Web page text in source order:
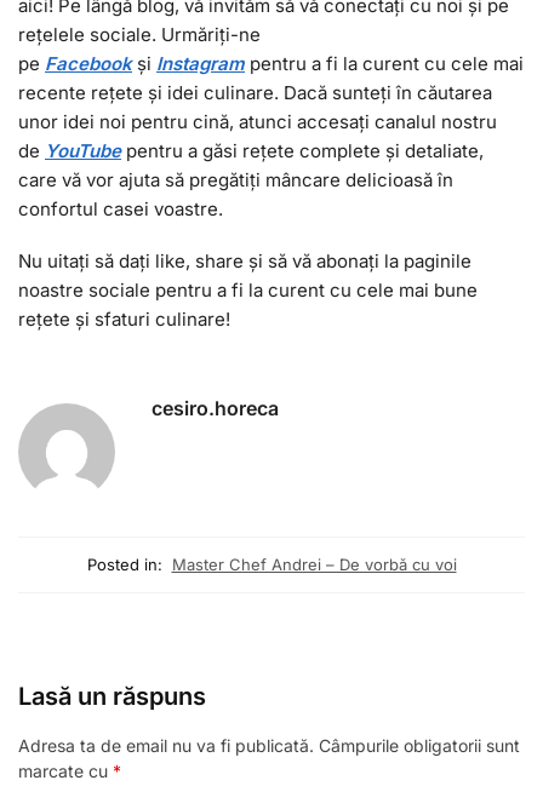
aici! Pe lângă blog, vă invităm să vă conectați cu noi și pe
rețelele sociale. Urmăriți-ne
pe Facebookși Instagram pentru a fi la curent cu cele mai
recente rețete și idei culinare. Dacă sunteți în căutarea
unor idei noi pentru cină, atunci accesați canalul nostru
de YouTubepentru a găsi rețete complete și detaliate,
care vă vor ajuta să pregătiți mâncare delicioasă în
confortul casei voastre.
Nu uitați să dați like, share și să vă abonați la paginile
noastre sociale pentru a fi la curent cu cele mai bune
rețete și sfaturi culinare!
cesiro.horeca
Posted in: Master Chef Andrei – De vorbă cu voi
Lasă un răspuns
Adresa ta de email nu va fi publicată. Câmpurile obligatorii sunt
marcate cu *